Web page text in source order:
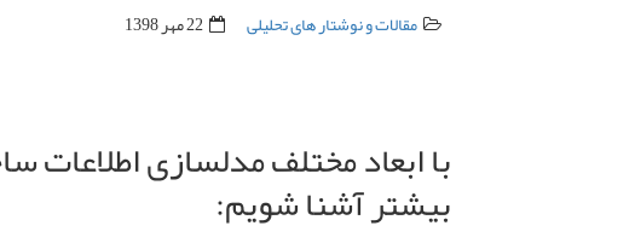
مقالات و نوشتار های تحلیلی 22 مهر 1398
بیشتر آشنا شویم: